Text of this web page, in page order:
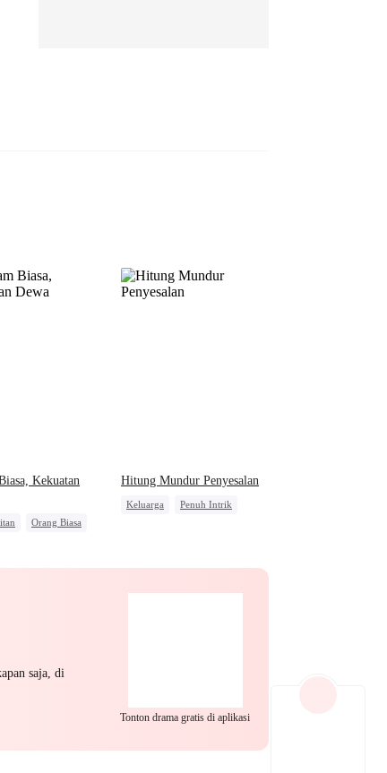
EP 19 EP 20 EP 21
EP 25 EP 26 EP 27
EP 29 EP 30
Kekuatan
Orang Biasa
Hitung Mundur Penyesalan
Keluarga
Penuh Intrik
saja, di
Tonton drama gratis di aplikasi